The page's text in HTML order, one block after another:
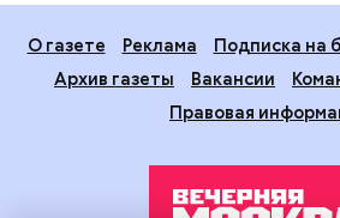
О газете Реклама
Подписка на
Архив газеты
Вакансии
Правовая